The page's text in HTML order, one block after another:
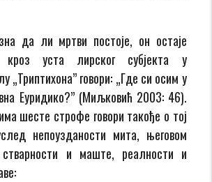
да ли мртви постоје, он остаје
уста лирског субјекта у
говори: „Где си осим у
Еуридико?” (Миљковић 2003: 46).
шесте строфе говори такође о тој
непоузданости мита, његовом
и маште, реалности и